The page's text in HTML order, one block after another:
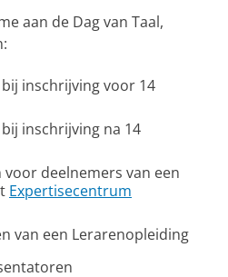
aan de Dag van Taal,
inschrijving voor 14
inschrijving na 14
deelnemers van een
Expertisecentrum
van een Lerarenopleiding